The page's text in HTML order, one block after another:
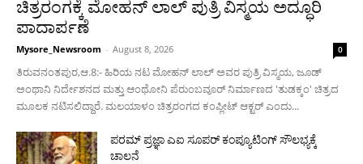
ಚಿತ್ರರಂಗಕ್ಕೆ ಮೋಹನ್ ಲಾಲ್ ಪುತ್ರಿ ವಿಸ್ಮಯ ಅದ್ಧೂರಿ
ಪಾದಾರ್ಪಣೆ
Mysore_Newsroom - August 8, 2026 0
ತಿರುವನಂತಪುರ,ಆ.8:- ಹಿರಿಯ ನಟ ಮೋಹನ್ ಲಾಲ್ ಅವರ ಪುತ್ರಿ ವಿಸ್ಮಯ, ಜೂಡ್
ಅಂಥಾನಿ ನಿರ್ದೇಶನದ ಮತ್ತು ಆಂಥೋನಿ ಪೆರುಂಬವೂರ್ ನಿರ್ಮಾಣದ 'ತುಡಕ್ಕಂ' ಚಿತ್ರದ
ಮೂಲಕ ನಟಿಸಲಿದ್ದಾರೆ. ಮಲಯಾಳಂ ಚಿತ್ರರಂಗದ ಕಂಪ್ಲೀಟ್ ಆಕ್ಟರ್ ಎಂದು...
ಪರಮ್ ಪ್ರಜ್ಞಾ ಎಐ ಸೂಪರ್ ಕಂಪ್ಯೂಟಿಂಗ್ ಸೌಲಭ್ಯಕ್ಕೆ
ಚಾಲನೆ